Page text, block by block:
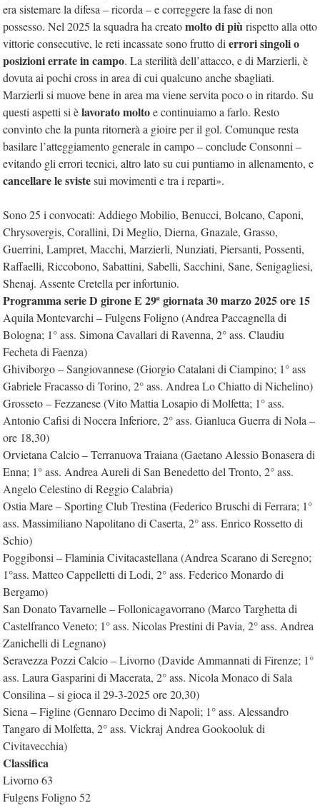
era sistemare la difesa – ricorda – e correggere la fase di non
possesso. Nel 2025 la squadra ha creatomolto di piùrispetto alla otto
vittorie consecutive, le reti incassate sono frutto di errori singoli o
posizioni errate in campo. La sterilità dell’attacco, e di Marzierli, è
dovuta ai pochi cross in area di cui qualcuno anche sbagliati.
Marzierli si muove bene in area ma viene servita poco o in ritardo. Su
questi aspetti si èlavorato moltoe continuiamo a farlo. Resto
convinto che la punta ritornerà a gioire per il gol. Comunque resta
basilare l’atteggiamento generale in campo – conclude Consonni –
evitando gli errori tecnici, altro lato su cui puntiamo in allenamento, e
cancellare le svistesui movimenti e tra i reparti».
Sono 25 i convocati: Addiego Mobilio, Benucci, Bolcano, Caponi,
Chrysovergis, Corallini, Di Meglio, Dierna, Gnazale, Grasso,
Guerrini, Lampret, Macchi, Marzierli, Nunziati, Piersanti, Possenti,
Raffaelli, Riccobono, Sabattini, Sabelli, Sacchini, Sane, Senigagliesi,
Shenaj. Assente Cretella per infortunio.
Programma serie D girone E 29ª giornata 30 marzo 2025 ore 15
Aquila Montevarchi – Fulgens Foligno (Andrea Paccagnella di
Bologna; 1° ass. Simona Cavallari di Ravenna, 2° ass. Claudiu
Fecheta di Faenza)
Ghiviborgo – Sangiovannese (Giorgio Catalani di Ciampino; 1° ass
Gabriele Fracasso di Torino, 2° ass. Andrea Lo Chiatto di Nichelino)
Grosseto – Fezzanese (Vito Mattia Losapio di Molfetta; 1° ass.
Antonio Cafisi di Nocera Inferiore, 2° ass. Gianluca Guerra di Nola –
ore 18,30)
Orvietana Calcio – Terranuova Traiana (Gaetano Alessio Bonasera di
Enna; 1° ass. Andrea Aureli di San Benedetto del Tronto, 2° ass.
Angelo Celestino di Reggio Calabria)
Ostia Mare – Sporting Club Trestina (Federico Bruschi di Ferrara; 1°
ass. Massimiliano Napolitano di Caserta, 2° ass. Enrico Rossetto di
Schio)
Poggibonsi – Flaminia Civitacastellana (Andrea Scarano di Seregno;
1°ass. Matteo Cappelletti di Lodi, 2° ass. Federico Monardo di
Bergamo)
San Donato Tavarnelle – Follonicagavorrano (Marco Targhetta di
Castelfranco Veneto; 1° ass. Nicolas Prestini di Pavia, 2° ass. Andrea
Zanichelli di Legnano)
Seravezza Pozzi Calcio – Livorno (Davide Ammannati di Firenze; 1°
ass. Laura Gasparini di Macerata, 2° ass. Nicola Monaco di Sala
Consilina – si gioca il 29-3-2025 ore 20,30)
Siena – Figline (Gennaro Decimo di Napoli; 1° ass. Alessandro
Tangaro di Molfetta, 2° ass. Vickraj Andrea Gookooluk di
Civitavecchia)
Classifica
Livorno 63
Fulgens Foligno 52